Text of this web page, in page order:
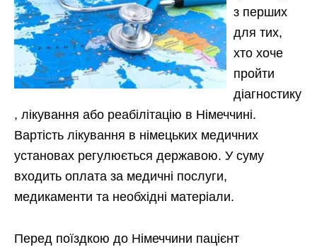
з перших
для тих,
хто хоче
пройти
діагностику
, лікування або реабілітацію в Німеччині.
Вартість лікування в німецьких медичних
установах регулюється державою. У суму
входить оплата за медичні послуги,
медикаменти та необхідні матеріали.
Перед поїздкою до Німеччини пацієнт